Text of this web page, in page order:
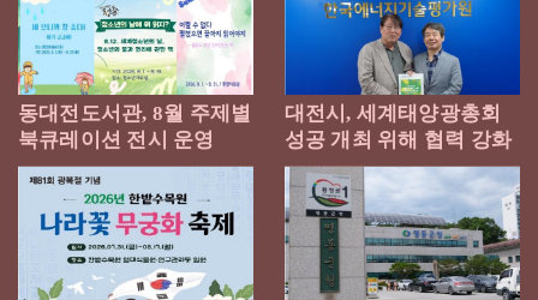
동대전도서관, 8월 주제별
북큐레이션 전시 운영
대전시, 세계태양광총회
성공 개최 위해 협력 강화